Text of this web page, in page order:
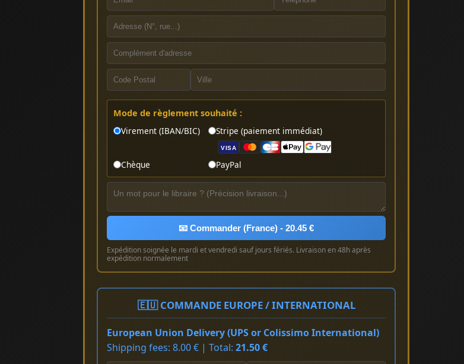
Mode de règlement souhaité :
Virement (IBAN/BIC)
Stripe (paiement immédiat)
VISA
Chèque PayPal
📧 Commander (France) - 20.45 €
Expédition soignée le mardi et vendredi sauf jours fériés. Livraison en 48h après
expédition normalement
🇪🇺 COMMANDE EUROPE / INTERNATIONAL
European Union Delivery (UPS or Colissimo International)
Shipping fees: 8.00 € | Total: 21.50 €